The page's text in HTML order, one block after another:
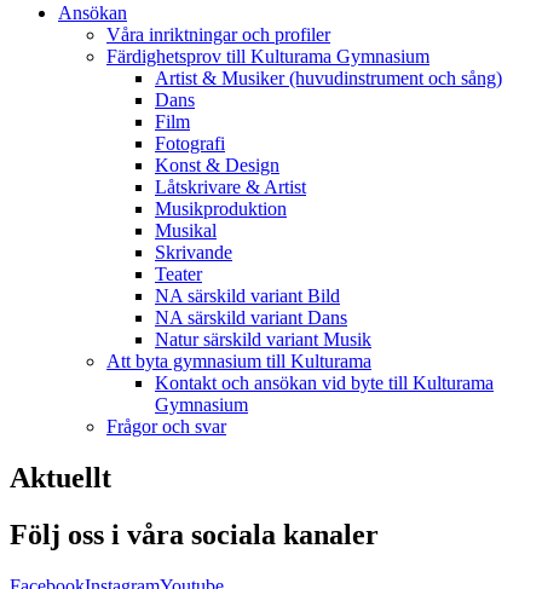
Ansökan
Våra inriktningar och profiler
Färdighetsprov till Kulturama Gymnasium
Artist & Musiker (huvudinstrument och sång)
Dans
Film
Fotografi
Konst & Design
Låtskrivare & Artist
Musikproduktion
Musikal
Skrivande
Teater
NA särskild variant Bild
NA särskild variant Dans
Natur särskild variant Musik
Att byta gymnasium till Kulturama
Kontakt och ansökan vid byte till Kulturama
Gymnasium
Frågor och svar
Aktuellt
Följ oss i våra sociala kanaler